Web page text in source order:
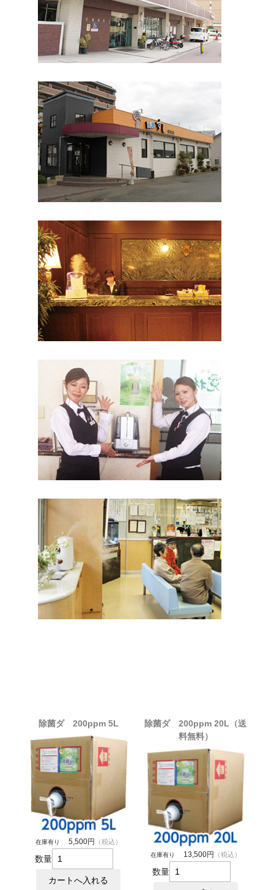
除菌ダ 200ppm 5L
在庫有り 5,500円 （税込）
数量
除菌ダ 200ppm 20L（送
料無料）
在庫有り 13,500円 （税込）
数量